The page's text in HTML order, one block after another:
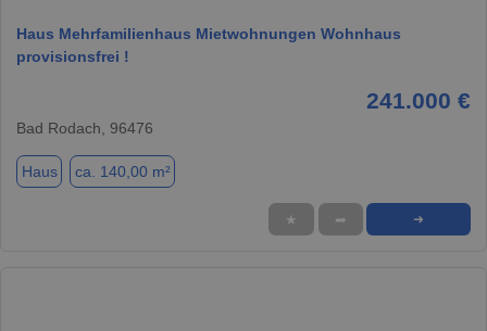
Haus Mehrfamilienhaus Mietwohnungen Wohnhaus
provisionsfrei !
241.000 €
Bad Rodach, 96476
Haus ca. 140,00 m²
★ ➦ ➜